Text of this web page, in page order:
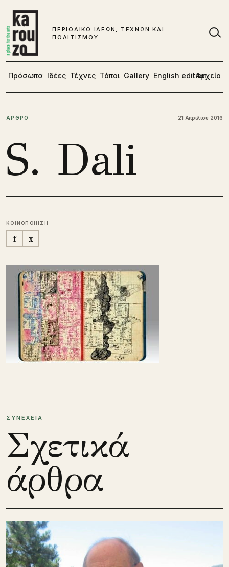
ΠΕΡΙΟΔΙΚΟ ΙΔΕΩΝ, ΤΕΧΝΩΝ ΚΑΙ
ΠΟΛΙΤΙΣΜΟΥ
Πρόσωπα Ιδέες Τέχνες Τόποι Gallery English editionΑρχείο
ΑΡΘΡΟ 21 Απριλίου 2016
S. Dali
ΚΟΙΝΟΠΟΙΗΣΗ
f x
ΣΥΝΕΧΕΙΑ
Σχετικά
άρθρα